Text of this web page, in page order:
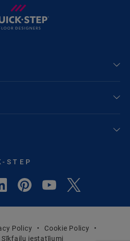
STEP
Policy
Cookie Policy
Sīkfailu iestatījumi